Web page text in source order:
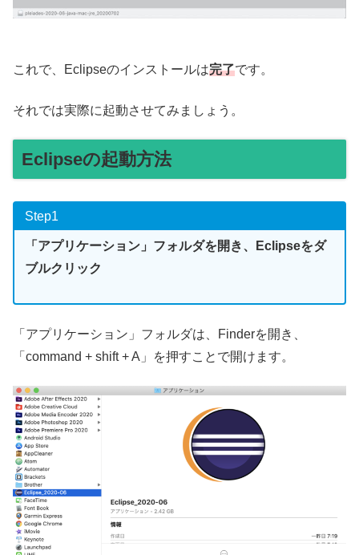
これで、Eclipseのインストールは完了です。
それでは実際に起動させてみましょう。
Eclipseの起動方法
Step1
「アプリケーション」フォルダを開き、Eclipseをダ
ブルクリック
「アプリケーション」フォルダは、Finderを開き、
「command + shift + A」を押すことで開けます。